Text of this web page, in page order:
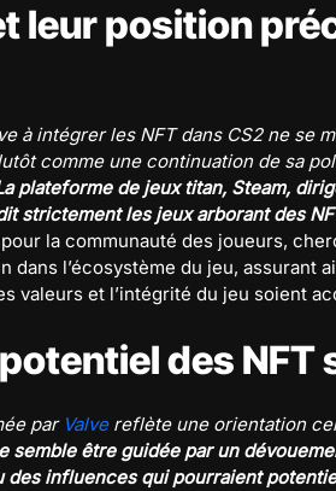
leur position
à intégrer les NFT dans CS2 ne se
comme une continuation de sa
plateforme de jeux titan, Steam,
strictement les jeux arborant des
la communauté des joueurs,
dans l’écosystème du jeu, assurant
valeurs et l’intégrité du jeu soient
des
par Valvereflète une orientation
semble être guidée par un
des influences qui pourraient